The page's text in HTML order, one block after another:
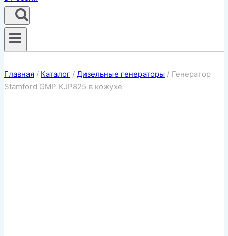
Главная / Каталог / Дизельные генераторы / Генератор
Stamford GMP KJP825 в кожухе